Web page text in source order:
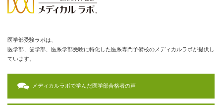
医学部受験ラボは、
医学部、歯学部、医系学部受験に特化した医系専門予備校のメディカルラボが提供し
ています。
メディカルラボで学んだ医学部合格者の声